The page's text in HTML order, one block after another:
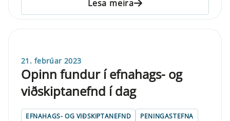
Lesa meira
21. febrúar 2023
Opinn fundur í efnahags- og
viðskiptanefnd í dag
EFNAHAGS- OG VIÐSKIPTANEFND PENINGASTEFNA